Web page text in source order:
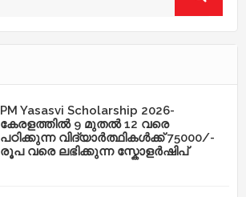
PM Yasasvi Scholarship 2026-
കേരളത്തിൽ 9 മുതൽ 12 വരെ
പഠിക്കുന്ന വിദ്യാർത്ഥികൾക്ക് 75000/-
രൂപ വരെ ലഭിക്കുന്ന സ്കോളർഷിപ്